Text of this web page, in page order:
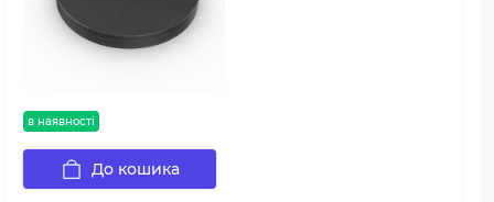
в наявності
До кошика